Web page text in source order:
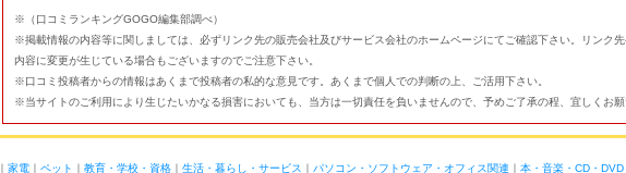
※（口コミランキングGOGO編集部調べ）
※掲載情報の内容等に関しましては、必ずリンク先の販売会社及びサービス会社のホームページにてご確認下さい。リンク先
内容に変更が生じている場合もございますのでご注意下さい。
※口コミ投稿者からの情報はあくまで投稿者の私的な意見です。あくまで個人での判断の上、ご活用下さい。
※当サイトのご利用により生じたいかなる損害においても、当方は一切責任を負いませんので、予めご了承の程、宜しくお願
｜ 家電 ｜ ペット ｜ 教育・学校・資格 ｜ 生活・暮らし・サービス ｜ パソコン・ソフトウェア・オフィス関連 ｜ 本・音楽・CD・DVD